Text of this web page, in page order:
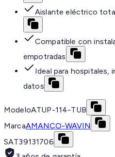
Aislante eléctrico
Compatible con
empotradas
Ideal para hospitales,
datos
ModeloATUP-114-TUB
MarcaAMANCO-WAVIN
SAT39131706